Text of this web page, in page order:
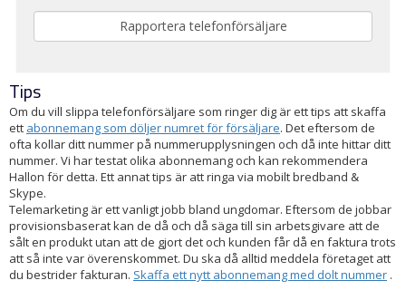
Tips
Om du vill slippa telefonförsäljare som ringer dig är ett tips att skaffa
ett abonnemang som döljer numret för försäljare. Det eftersom de
ofta kollar ditt nummer på nummerupplysningen och då inte hittar ditt
nummer. Vi har testat olika abonnemang och kan rekommendera
Hallon för detta. Ett annat tips är att ringa via mobilt bredband &
Skype.
Telemarketing är ett vanligt jobb bland ungdomar. Eftersom de jobbar
provisionsbaserat kan de då och då säga till sin arbetsgivare att de
sålt en produkt utan att de gjort det och kunden får då en faktura trots
att så inte var överenskommet. Du ska då alltid meddela företaget att
du bestrider fakturan. Skaffa ett nytt abonnemang med dolt nummer .